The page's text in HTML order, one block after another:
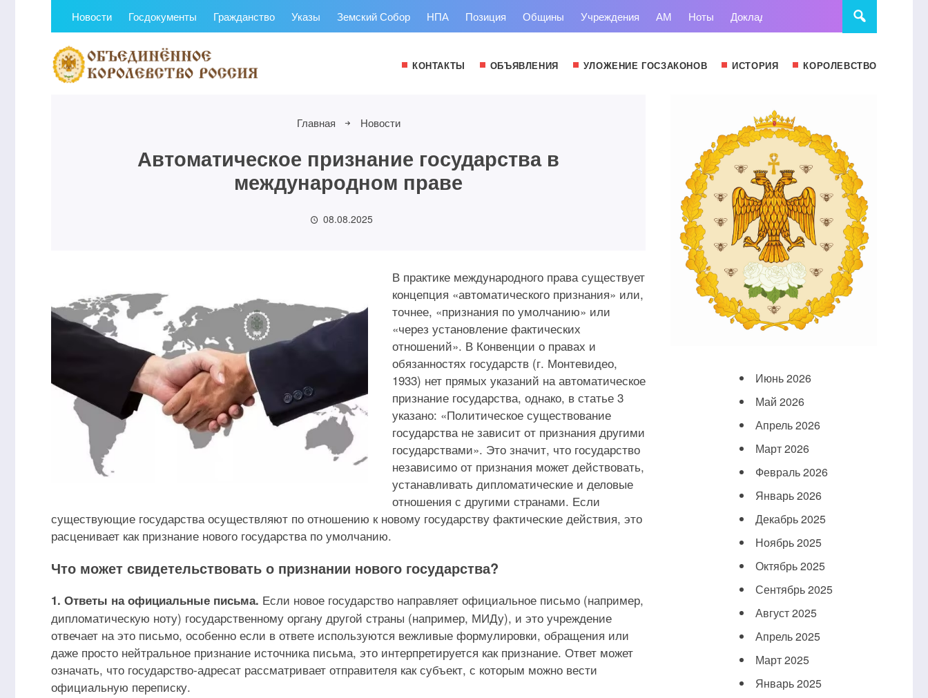
Новости Госдокументы Гражданство Указы Земский Собор НПА Позиция Общины Учреждения АМ Ноты Доклады Суд
КОНТАКТЫ ОБЪЯВЛЕНИЯ УЛОЖЕНИЕ ГОСЗАКОНОВ ИСТОРИЯ КОРОЛЕВСТВО
Главная Новости
Автоматическое признание государства в
международном праве
08.08.2025
В практике международного права существует
концепция «автоматического признания» или,
точнее, «признания по умолчанию» или
«через установление фактических
отношений». В Конвенции о правах и
обязанностях государств (г. Монтевидео,
1933) нет прямых указаний на автоматическое
признание государства, однако, в статье 3
указано: «Политическое существование
государства не зависит от признания другими
государствами». Это значит, что государство
независимо от признания может действовать,
устанавливать дипломатические и деловые
отношения с другими странами. Если
существующие государства осуществляют по отношению к новому государству фактические действия, это
расценивает как признание нового государства по умолчанию.
Что может свидетельствовать о признании нового государства?
1. Ответы на официальные письма. Если новое государство направляет официальное письмо (например,
дипломатическую ноту) государственному органу другой страны (например, МИДу), и это учреждение
отвечает на это письмо, особенно если в ответе используются вежливые формулировки, обращения или
даже просто нейтральное признание источника письма, это интерпретируется как признание. Ответ может
означать, что государство-адресат рассматривает отправителя как субъект, с которым можно вести
официальную переписку.
Июнь 2026
Май 2026
Апрель 2026
Март 2026
Февраль 2026
Январь 2026
Декабрь 2025
Ноябрь 2025
Октябрь 2025
Сентябрь 2025
Август 2025
Апрель 2025
Март 2025
Январь 2025